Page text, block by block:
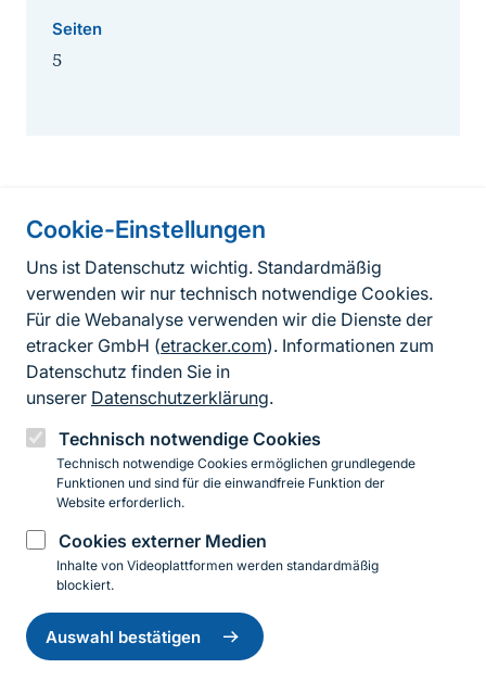
Cookie-Einstellungen
Uns ist Datenschutz wichtig. Standardmäßig
verwenden wir nur technisch notwendige Cookies.
Für die Webanalyse verwenden wir die Dienste der
etracker GmbH (etracker.com). Informationen zum
Datenschutz finden Sie in
unserer Datenschutzerklärung.
Technisch notwendige Cookies
Technisch notwendige Cookies ermöglichen grundlegende
Funktionen und sind für die einwandfreie Funktion der
Website erforderlich.
Cookies externer Medien
Inhalte von Videoplattformen werden standardmäßig
blockiert.
Auswahl bestätigen
Einwilligung
zurückziehen
Seiten
5
Informationen zur Seite
FußzeileKontakt zum BfN
Kontaktformular
Erklärung zur Barrierefreiheit
Impressum
Datenschutz
InstagramFacebookYouTubeLinkedIn
© 2026 Bundesamt für Naturschutz